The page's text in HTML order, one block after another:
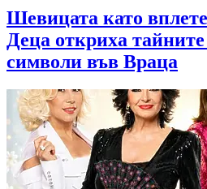
Шевицата като
Деца откриха
символи във Враца